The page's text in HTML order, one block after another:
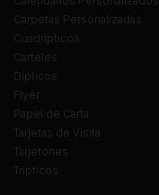
Carpetas Personalizadas
Cuadrípticos
Carteles
Dípticos
Flyer
Papel de Carta
Tarjetas de Visita
Tarjetones
Trípticos